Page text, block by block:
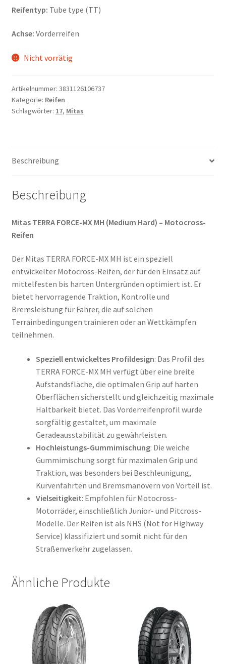
Reifentyp: Tube type (TT)
Achse: Vorderreifen
Nicht vorrätig
Artikelnummer: 3831126106737
Kategorie: Reifen
Schlagwörter: 17, Mitas
Beschreibung
Beschreibung
Mitas TERRA FORCE-MX MH (Medium Hard) – Motocross-
Reifen
Der Mitas TERRA FORCE-MX MH ist ein speziell
entwickelter Motocross-Reifen, der für den Einsatz auf
mittelfesten bis harten Untergründen optimiert ist. Er
bietet hervorragende Traktion, Kontrolle und
Bremsleistung für Fahrer, die auf solchen
Terrainbedingungen trainieren oder an Wettkämpfen
teilnehmen.
Speziell entwickeltes Profildesign: Das Profil des
TERRA FORCE-MX MH verfügt über eine breite
Aufstandsfläche, die optimalen Grip auf harten
Oberflächen sicherstellt und gleichzeitig maximale
Haltbarkeit bietet. Das Vorderreifenprofil wurde
sorgfältig gestaltet, um maximale
Geradeausstabilität zu gewährleisten.
Hochleistungs-Gummimischung: Die weiche
Gummimischung sorgt für maximalen Grip und
Traktion, was besonders bei Beschleunigung,
Kurvenfahrten und Bremsmanövern von Vorteil ist.
Vielseitigkeit: Empfohlen für Motocross-
Motorräder, einschließlich Junior- und Pitcross-
Modelle. Der Reifen ist als NHS (Not for Highway
Service) klassifiziert und somit nicht für den
Straßenverkehr zugelassen.
Ähnliche Produkte